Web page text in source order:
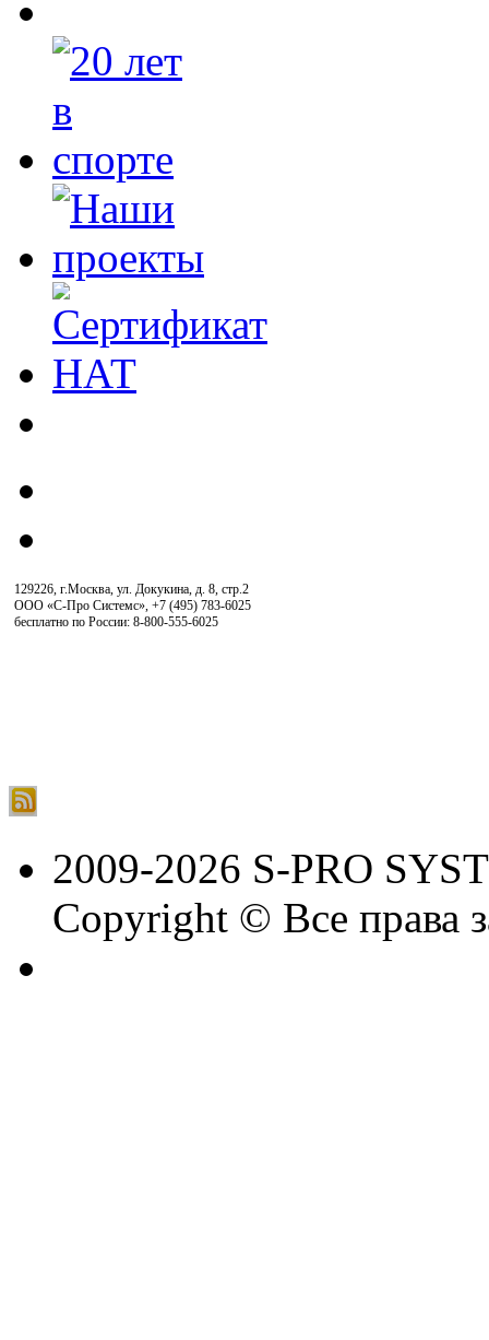
129226, г.Москва, ул. Докукина, д. 8, стр.2
ООО «С-Про Системс», +7 (495) 783-6025
бесплатно по России: 8-800-555-6025
2009-2026 S-PRO
Copyright © Все права